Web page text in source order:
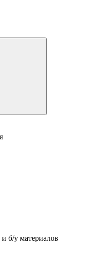
б/у материалов